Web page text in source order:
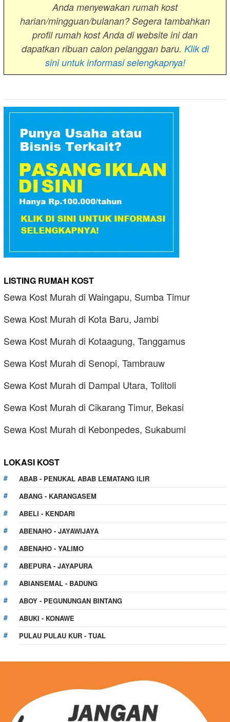
Anda menyewakan rumah kost
harian/mingguan/bulanan? Segera tambahkan
profil rumah kost Anda di website ini dan
dapatkan ribuan calon pelanggan baru. Klik di
sini untuk informasi selengkapnya!
LISTING RUMAH KOST
Sewa Kost Murah di Waingapu, Sumba Timur
Sewa Kost Murah di Kota Baru, Jambi
Sewa Kost Murah di Kotaagung, Tanggamus
Sewa Kost Murah di Senopi, Tambrauw
Sewa Kost Murah di Dampal Utara, Tolitoli
Sewa Kost Murah di Cikarang Timur, Bekasi
Sewa Kost Murah di Kebonpedes, Sukabumi
LOKASI KOST
ABAB - PENUKAL ABAB LEMATANG ILIR
ABANG - KARANGASEM
ABELI - KENDARI
ABENAHO - JAYAWIJAYA
ABENAHO - YALIMO
ABEPURA - JAYAPURA
ABIANSEMAL - BADUNG
ABOY - PEGUNUNGAN BINTANG
ABUKI - KONAWE
PULAU PULAU KUR - TUAL